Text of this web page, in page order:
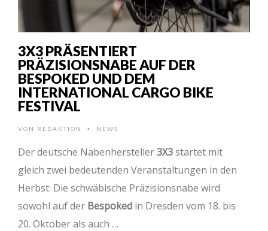
3X3 PRÄSENTIERT
PRÄZISIONSNABE AUF DER
BESPOKED UND DEM
INTERNATIONAL CARGO BIKE
FESTIVAL
VON REDAKTION • NEWS
Der deutsche Nabenhersteller3X3startet mit
gleich zwei bedeutenden Veranstaltungen in den
Herbst: Die schwäbische Präzisionsnabe wird
sowohl auf der Bespoked in Dresden vom 18. bis
20. Oktober als auch …